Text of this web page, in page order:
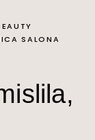
SALONA